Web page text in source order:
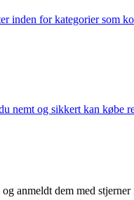
inden for kategorier som
nemt og sikkert kan købe
anmeldt dem med